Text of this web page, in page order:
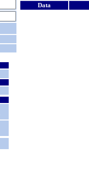
Data